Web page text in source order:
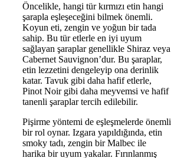
Öncelikle, hangi tür kırmızı etin hangi
şarapla eşleşeceğini bilmek önemli.
Koyun eti, zengin ve yoğun bir tada
sahip. Bu tür etlerle en iyi uyum
sağlayan şaraplar genellikle Shiraz veya
Cabernet Sauvignon’dur. Bu şaraplar,
etin lezzetini dengeleyip ona derinlik
katar. Tavuk gibi daha hafif etlerle,
Pinot Noir gibi daha meyvemsi ve hafif
tanenli şaraplar tercih edilebilir.
Pişirme yöntemi de eşleşmelerde önemli
bir rol oynar. Izgara yapıldığında, etin
smoky tadı, zengin bir Malbec ile
harika bir uyum yakalar. Fırınlanmış